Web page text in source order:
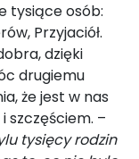
tysiące osób:
Przyjaciół.
dzięki
drugiemu
że jest w nas
szczęściem. –
tysięcy rodzin